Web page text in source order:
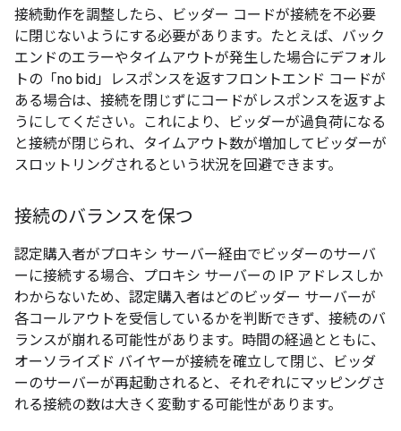
接続動作を調整したら、ビッダー コードが接続を不必要
に閉じないようにする必要があります。たとえば、バック
エンドのエラーやタイムアウトが発生した場合にデフォル
トの「no bid」レスポンスを返すフロントエンド コードが
ある場合は、接続を閉じずにコードがレスポンスを返すよ
うにしてください。これにより、ビッダーが過負荷になる
と接続が閉じられ、タイムアウト数が増加してビッダーが
スロットリングされるという状況を回避できます。
接続のバランスを保つ
認定購入者がプロキシ サーバー経由でビッダーのサーバ
ーに接続する場合、プロキシ サーバーの IP アドレスしか
わからないため、認定購入者はどのビッダー サーバーが
各コールアウトを受信しているかを判断できず、接続のバ
ランスが崩れる可能性があります。時間の経過とともに、
オーソライズド バイヤーが接続を確立して閉じ、ビッダ
ーのサーバーが再起動されると、それぞれにマッピングさ
れる接続の数は大きく変動する可能性があります。